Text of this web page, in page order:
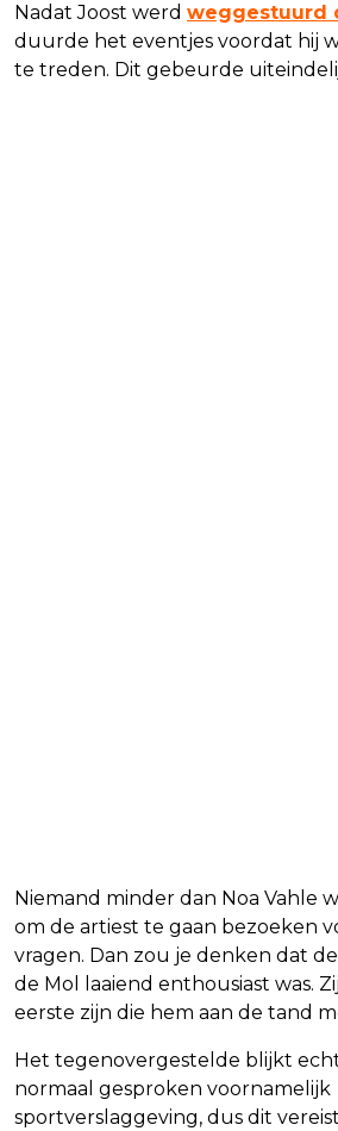
Nadat Joost werd weggestuurd
duurde het eventjes voordat hij
te treden. Dit gebeurde
Niemand minder dan Noa Vahle
om de artiest te gaan bezoeken
vragen. Dan zou je denken dat
de Mol laaiend enthousiast was.
eerste zijn die hem aan de tand
Het tegenovergestelde blijkt
normaal gesproken voornamelijk
sportverslaggeving, dus dit